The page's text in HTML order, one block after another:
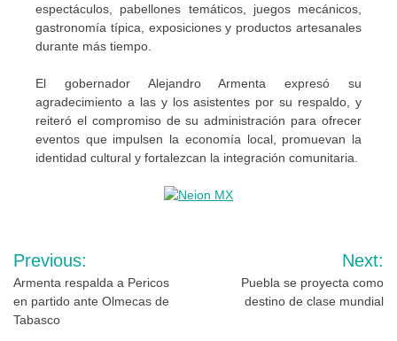
espectáculos, pabellones temáticos, juegos mecánicos,
gastronomía típica, exposiciones y productos artesanales
durante más tiempo.
El gobernador Alejandro Armenta expresó su
agradecimiento a las y los asistentes por su respaldo, y
reiteró el compromiso de su administración para ofrecer
eventos que impulsen la economía local, promuevan la
identidad cultural y fortalezcan la integración comunitaria.
Navegación
de
entradas
Previous:
Armenta respalda a Pericos
en partido ante Olmecas de
Tabasco
Next:
Puebla se proyecta como
destino de clase mundial